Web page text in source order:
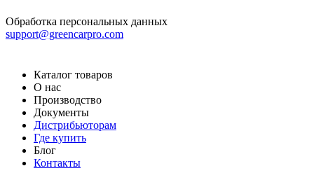
Обработка персональных данных
support@greencarpro.com
Каталог товаров
О нас
Производство
Документы
Дистрибьюторам
Где купить
Блог
Контакты